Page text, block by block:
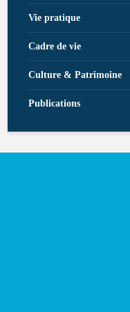
Vie pratique
Cadre de vie
Culture & Patrimoine
Publications